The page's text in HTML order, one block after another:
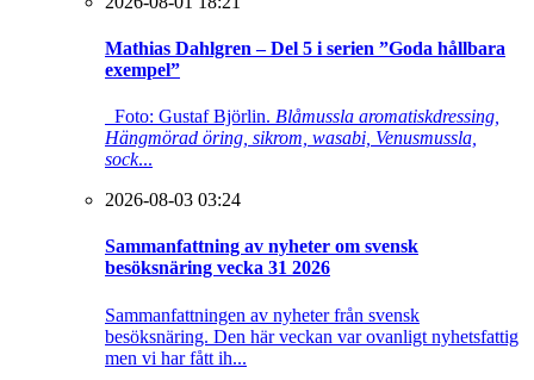
Mathias Dahlgren – Del 5 i serien ”Goda hållbara
exempel”
Foto: Gustaf Björlin. Blåmussla aromatiskdressing,
Hängmörad öring, sikrom, wasabi, Venusmussla,
sock...
2026-08-03 03:24
Sammanfattning av nyheter om svensk
besöksnäring vecka 31 2026
Sammanfattningen av nyheter från svensk
besöksnäring. Den här veckan var ovanligt nyhetsfattig
men vi har fått ih...